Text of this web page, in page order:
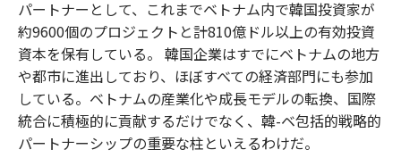
パートナーとして、これまでベトナム内で韓国投資家が
約9600個のプロジェクトと計810億ドル以上の有効投資
資本を保有している。 韓国企業はすでにベトナムの地方
や都市に進出しており、ほぼすべての経済部門にも参加
している。ベトナムの産業化や成長モデルの転換、国際
統合に積極的に貢献するだけでなく、韓-ベ包括的戦略的
パートナーシップの重要な柱といえるわけだ。